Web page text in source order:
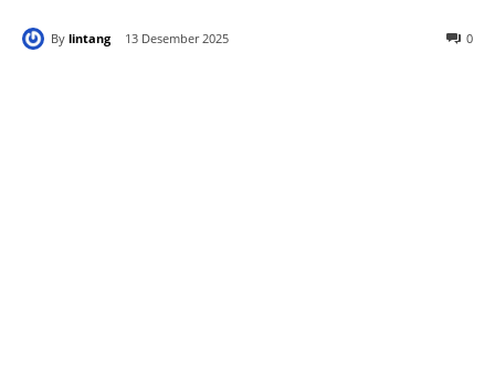
By lintang 13 Desember 2025 0